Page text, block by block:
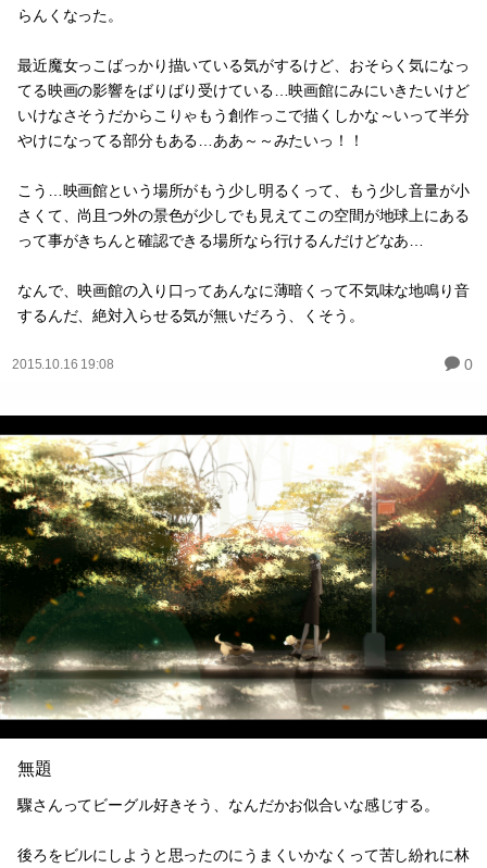
らんくなった。
最近魔女っこばっかり描いている気がするけど、おそらく気になっ
てる映画の影響をばりばり受けている…映画館にみにいきたいけど
いけなさそうだからこりゃもう創作っこで描くしかな～いって半分
やけになってる部分もある…ああ～～みたいっ！！
こう…映画館という場所がもう少し明るくって、もう少し音量が小
さくて、尚且つ外の景色が少しでも見えてこの空間が地球上にある
って事がきちんと確認できる場所なら行けるんだけどなあ…
なんで、映画館の入り口ってあんなに薄暗くって不気味な地鳴り音
するんだ、絶対入らせる気が無いだろう、くそう。
2015.10.16 19:08 0
無題
驟さんってビーグル好きそう、なんだかお似合いな感じする。
後ろをビルにしようと思ったのにうまくいかなくって苦し紛れに林